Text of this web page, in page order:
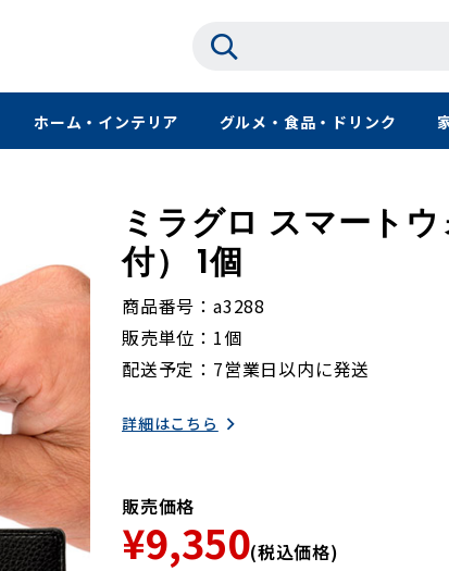
ホーム・インテリア グルメ・食品・ドリンク
ミラグロ スマート
付） 1個
商品番号
a3288
販売単位
1個
配送予定
7営業日以内に発送
詳細はこちら
販売価格
¥9,350(税込価格)